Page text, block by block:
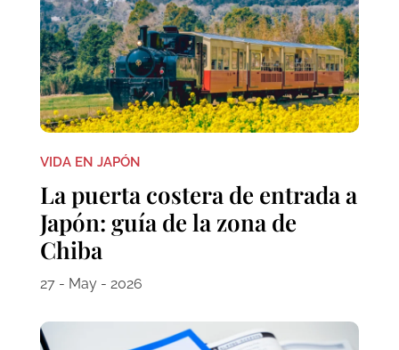
VIDA EN JAPÓN
La puerta costera de entrada a
Japón: guía de la zona de
Chiba
27 - May - 2026